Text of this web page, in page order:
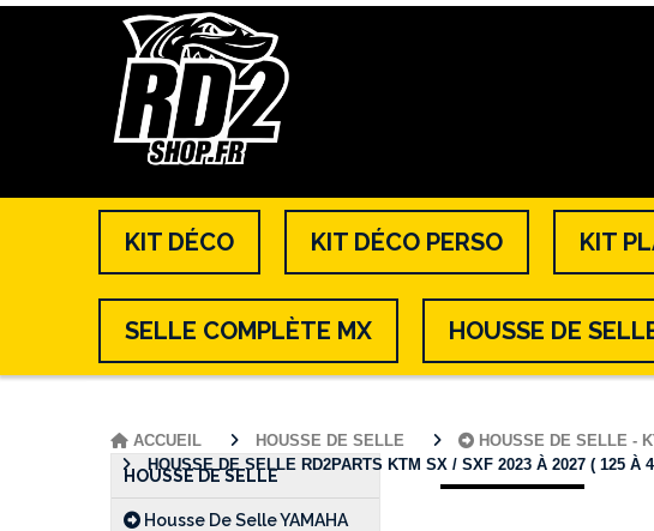
KIT DÉCO KIT DÉCO PERSO KIT
SELLE COMPLÈTE MX HOUSSE DE
HOUSSE DE SELLE
Housse De Selle YAMAHA
ACCUEIL HOUSSE DE SELLE HOUSSE DE SELLE -
HOUSSE DE SELLE RD2PARTS KTM SX / SXF 2023 À 2027 ( 125 À